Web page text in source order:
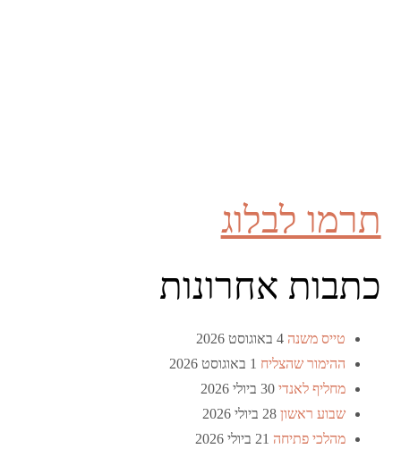
תרמו לבלוג
כתבות אחרונות
טייס משנה 4 באוגוסט 2026
ההימור שהצליח 1 באוגוסט 2026
מחליף לאנדי 30 ביולי 2026
שבוע ראשון 28 ביולי 2026
מהלכי פתיחה 21 ביולי 2026